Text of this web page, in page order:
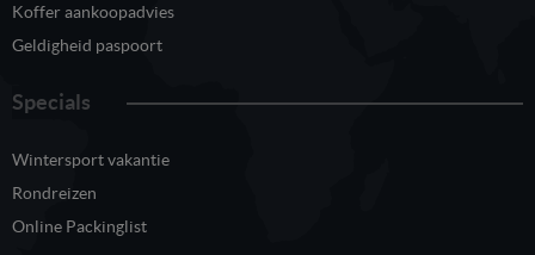
Koffer aankoopadvies
Geldigheid paspoort
Specials
Wintersport vakantie
Rondreizen
Online Packinglist